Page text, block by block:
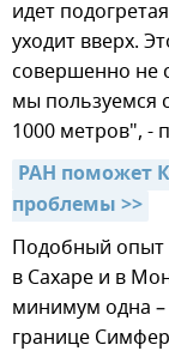
идет
уходит вверх.
совершенно не
мы пользуемся
1000 метров", -
РАН поможет
проблемы >>
Подобный опыт
в Сахаре и в
минимум одна –
границе